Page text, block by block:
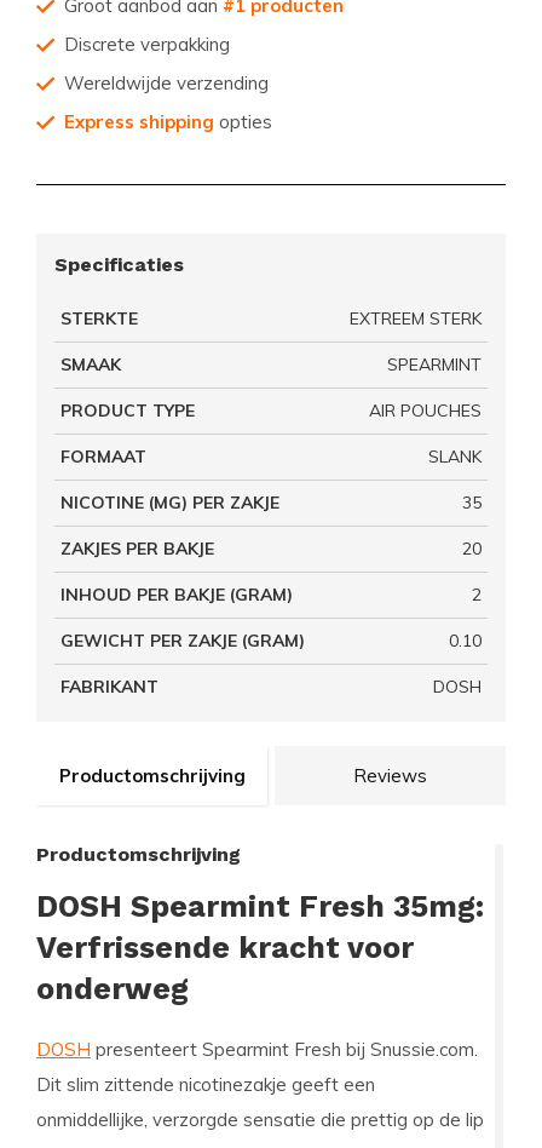
Groot aanbod aan #1 producten
Discrete verpakking
Wereldwijde verzending
Express shipping opties
Productomschrijving Reviews
Productomschrijving
DOSH Spearmint Fresh 35mg:
Verfrissende kracht voor
onderweg
DOSH presenteert Spearmint Fresh bij Snussie.com.
Dit slim zittende nicotinezakje geeft een
onmiddellijke, verzorgde sensatie die prettig op de lip
Specificaties
STERKTE EXTREEM STERK
SMAAK SPEARMINT
PRODUCT TYPE AIR POUCHES
FORMAAT SLANK
NICOTINE (MG) PER ZAKJE 35
ZAKJES PER BAKJE 20
INHOUD PER BAKJE (GRAM) 2
GEWICHT PER ZAKJE (GRAM) 0.10
FABRIKANT DOSH